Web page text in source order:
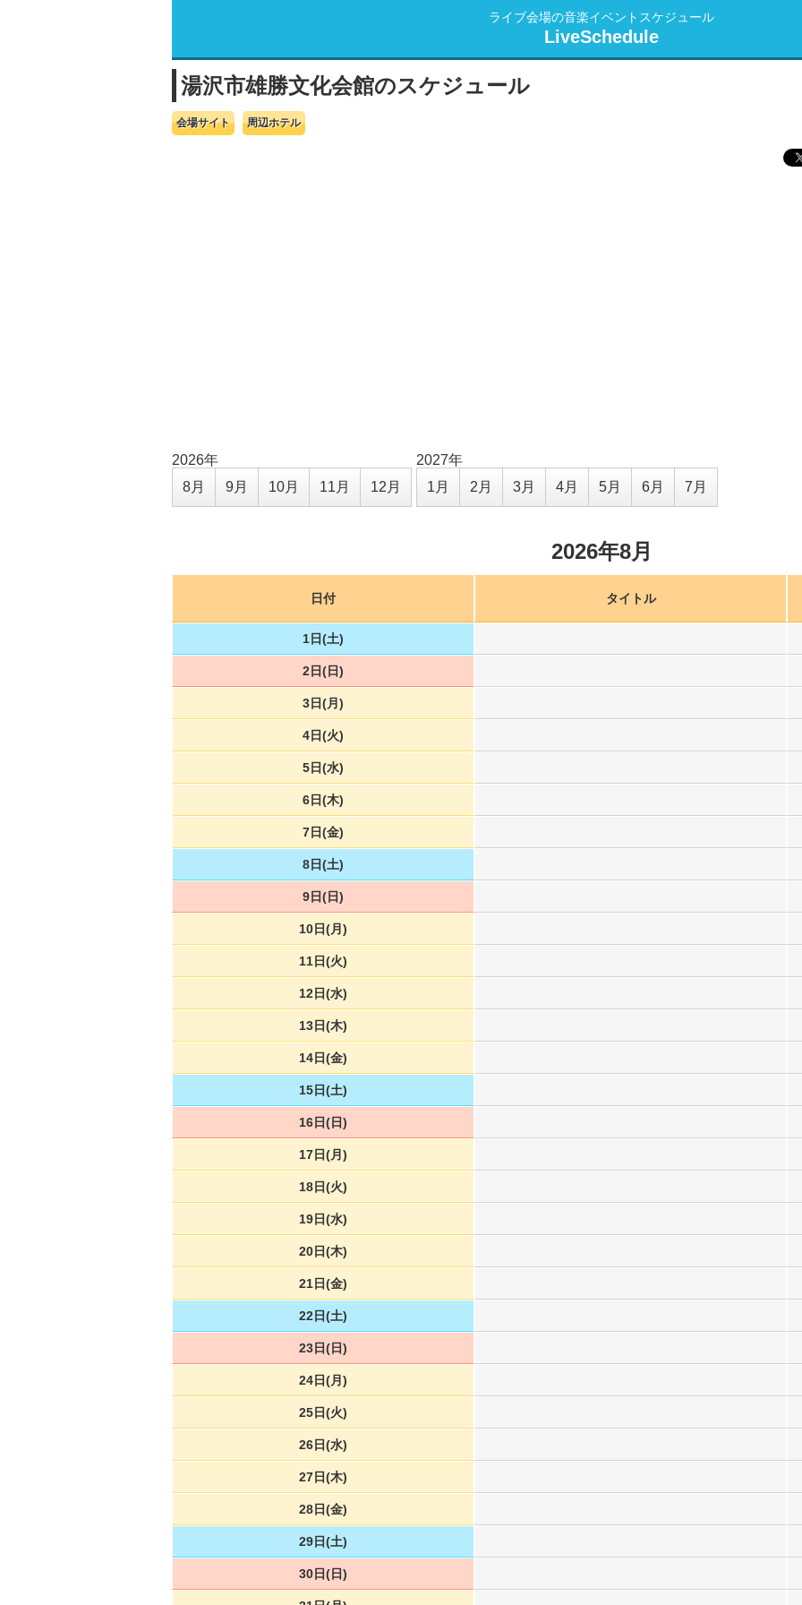
ライブ会場の音楽イベントスケジュール
LiveSchedule
湯沢市雄勝文化会館のスケジュール
会場サイト 周辺ホテル
2026年
8月
9月 10月 11月 12月
2027年
1月
2月 3月 4月 5月 6月 7月
2026年8月
日付 タイトル
1日(土)
2日(日)
3日(月)
4日(火)
5日(水)
6日(木)
7日(金)
8日(土)
9日(日)
10日(月)
11日(火)
12日(水)
13日(木)
14日(金)
15日(土)
16日(日)
17日(月)
18日(火)
19日(水)
20日(木)
21日(金)
22日(土)
23日(日)
24日(月)
25日(火)
26日(水)
27日(木)
28日(金)
29日(土)
30日(日)